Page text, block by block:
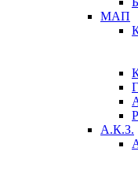
МАП
А.К.З.